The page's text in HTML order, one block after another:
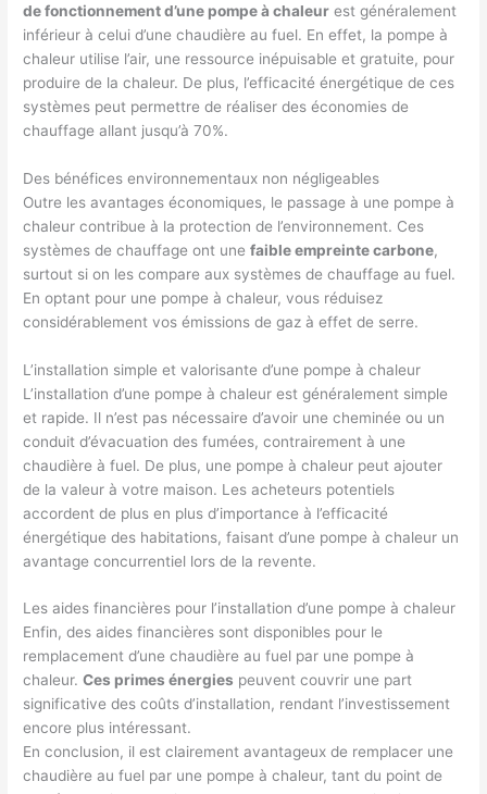
de fonctionnement d’une pompe à chaleur est généralement
inférieur à celui d’une chaudière au fuel. En effet, la pompe à
chaleur utilise l’air, une ressource inépuisable et gratuite, pour
produire de la chaleur. De plus, l’efficacité énergétique de ces
systèmes peut permettre de réaliser des économies de
chauffage allant jusqu’à 70%.
Des bénéfices environnementaux non négligeables
Outre les avantages économiques, le passage à une pompe à
chaleur contribue à la protection de l’environnement. Ces
systèmes de chauffage ont unefaible empreinte carbone,
surtout si on les compare aux systèmes de chauffage au fuel.
En optant pour une pompe à chaleur, vous réduisez
considérablement vos émissions de gaz à effet de serre.
L’installation simple et valorisante d’une pompe à chaleur
L’installation d’une pompe à chaleur est généralement simple
et rapide. Il n’est pas nécessaire d’avoir une cheminée ou un
conduit d’évacuation des fumées, contrairement à une
chaudière à fuel. De plus, une pompe à chaleur peut ajouter
de la valeur à votre maison. Les acheteurs potentiels
accordent de plus en plus d’importance à l’efficacité
énergétique des habitations, faisant d’une pompe à chaleur un
avantage concurrentiel lors de la revente.
Les aides financières pour l’installation d’une pompe à chaleur
Enfin, des aides financières sont disponibles pour le
remplacement d’une chaudière au fuel par une pompe à
chaleur.Ces primes énergies peuvent couvrir une part
significative des coûts d’installation, rendant l’investissement
encore plus intéressant.
En conclusion, il est clairement avantageux de remplacer une
chaudière au fuel par une pompe à chaleur, tant du point de